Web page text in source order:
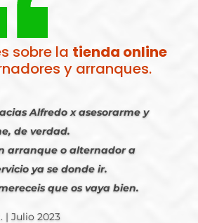
sobre la tienda online
y arranques.
Alfredo x asesorarme y
de verdad.
arranque o alternador a
ya se donde ir.
que os vaya bien.
| Julio 2023